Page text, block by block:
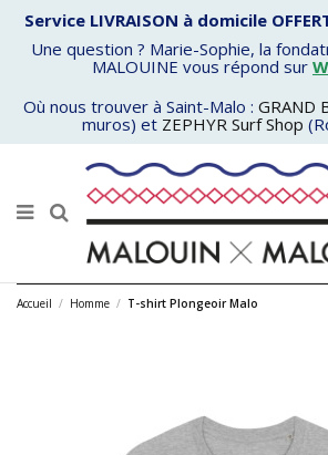
Service LIVRAISON à domicile
Une question ? Marie-Sophie, la
MALOUINE vous répond sur
Où nous trouver à Saint-Malo : GRAND
muros) et ZEPHYR Surf Shop
Accueil Homme T-shirt Plongeoir Malo